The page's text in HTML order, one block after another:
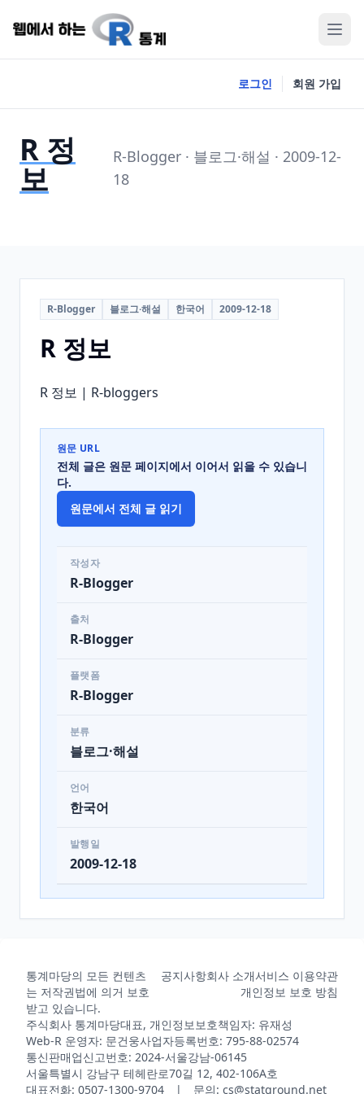
로그인 회원 가입
R 정
보
R-Blogger · 블로그·해설 · 2009-12-
18
R-Blogger 블로그·해설 한국어 2009-12-18
R 정보
R 정보 | R-bloggers
원문 URL
전체 글은 원문 페이지에서 이어서 읽을 수 있습니
다.
원문에서 전체 글 읽기
작성자
R-Blogger
출처
R-Blogger
플랫폼
R-Blogger
분류
블로그·해설
언어
한국어
발행일
2009-12-18
통계마당의 모든 컨텐츠
는 저작권법에 의거 보호
받고 있습니다.
공지사항회사 소개서비스 이용약관
개인정보 보호 방침
주식회사 통계마당대표, 개인정보보호책임자: 유재성
Web-R 운영자: 문건웅사업자등록번호: 795-88-02574
통신판매업신고번호: 2024-서울강남-06145
서울특별시 강남구 테헤란로70길 12, 402-106A호
대표전화: 0507-1300-9704 | 문의: cs@statground.net